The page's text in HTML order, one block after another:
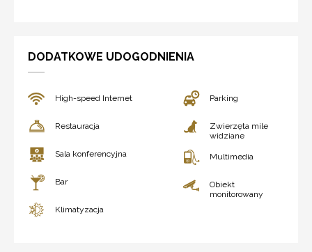
DODATKOWE UDOGODNIENIA
High-speed Internet Parking
Restauracja
Zwierzęta mile
widziane
Sala konferencyjna
Multimedia
Bar
Obiekt
monitorowany
Klimatyzacja